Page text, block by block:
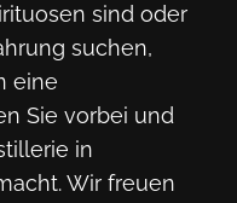
sind oder
suchen,
eine
Sie vorbei und
in
Wir freuen